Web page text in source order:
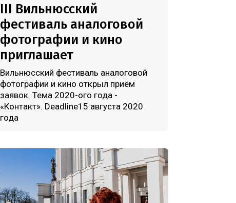
III Вильнюсский
фестиваль аналоговой
фотографии и кино
приглашает
Вильнюсский фестиваль аналоговой
фотографии и кино открыл приём
заявок. Тема 2020-ого года -
«Контакт». Deadline15 августа 2020
года